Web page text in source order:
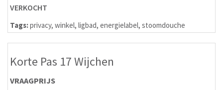
VERKOCHT
Tags:privacy, winkel, ligbad, energielabel, stoomdouche
Korte Pas 17 Wijchen
VRAAGPRIJS